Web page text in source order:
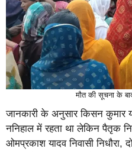
मौत की सूचना के
जानकारी के अनुसार किसन कुमार
ननिहाल में रहता था लेकिन पैतृक
ओमप्रकाश यादव निवासी निधौरा,